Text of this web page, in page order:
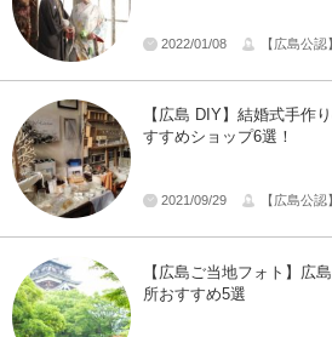
2022/01/08 【広島公
【広島 DIY】結婚式手作
すすめショップ6選！
2021/09/29 【広島公
【広島ご当地フォト】広
所おすすめ5選